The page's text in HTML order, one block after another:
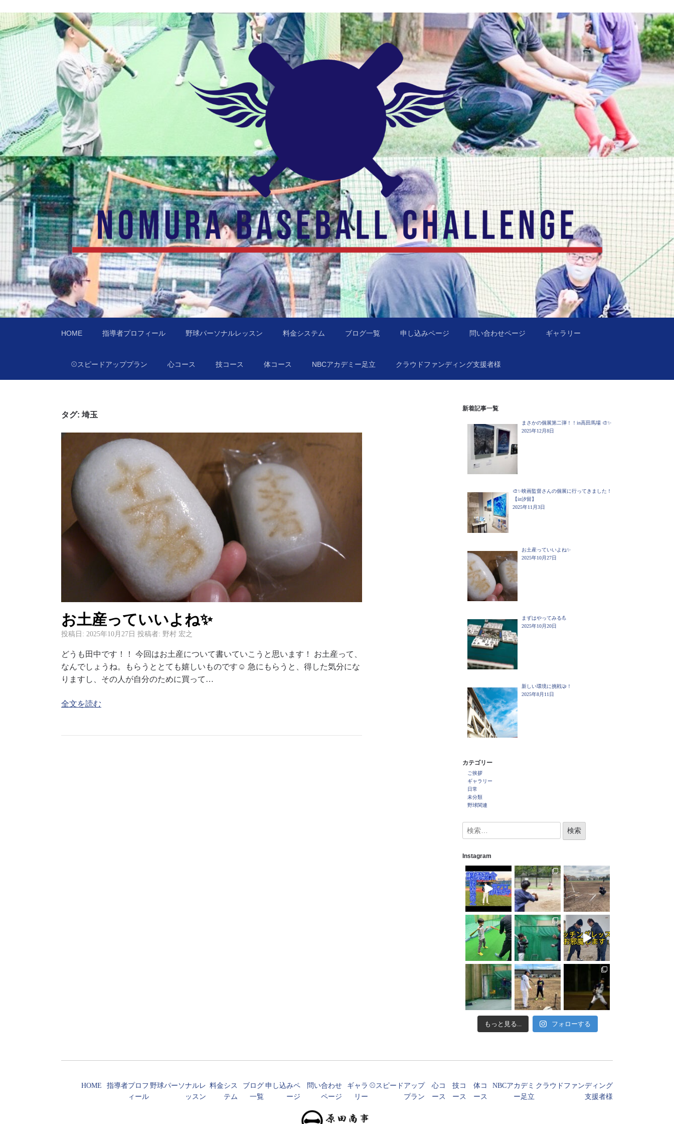
あなたの住んでる地域に行きます！
訪問型野球教室野村ベースボールチャレンジ（NBC）
HOME 指導者プロフィール 野球パーソナルレッスン 料金システム ブログ一覧 申し込みページ 問い合わせページ ギャラリー
⚾️スピードアッププラン 心コース 技コース 体コース NBCアカデミー足立 クラウドファンディング支援者様
タグ: 埼玉
お土産っていいよね✨
投稿日: 2025年10月27日 投稿者: 野村 宏之
どうも田中です！！ 今回はお土産について書いていこうと思います！ お土産って、
なんでしょうね。もらうととても嬉しいものです☺️ 急にもらうと、得した気分にな
りますし、その人が自分のために買って…
全文を読む
新着記事一覧
まさかの個展第二弾！！in高田馬場 🎨✨
2025年12月8日
🎨✨映画監督さんの個展に行ってきました！
【in汐留】
2025年11月3日
お土産っていいよね✨
2025年10月27日
まずはやってみる💪
2025年10月20日
新しい環境に挑戦🤝！
2025年8月11日
カテゴリー
ご挨拶
ギャラリー
日常
未分類
野球関連
Instagram
もっと見る... フォローする
HOME
指導者プロフ
ィール
野球パーソナルレ
ッスン
料金シス
テム
ブログ
一覧
申し込みペ
ージ
問い合わせ
ページ
ギャラ
リー
⚾️スピードアップ
プラン
心コ
ース
技コ
ース
体コ
ース
NBCアカデミ
ー足立
クラウドファンディング
支援者様